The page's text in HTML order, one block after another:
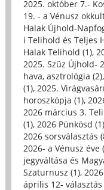
2025. október 7.-
19. - a Vénusz
Halak Újhold-
i Telihold és Teljes
Halak Telihold (1),
2025. Szűz Újhold-
hava, asztrológia (2),
(1), 2025.
horoszkópja (1),
2026 március 3.
(1), 2026 Pünkösd (1)
2026 sorsválasztás
2026- a Vénusz éve
jegyváltása és
Szaturnusz (1),
április 12- választás